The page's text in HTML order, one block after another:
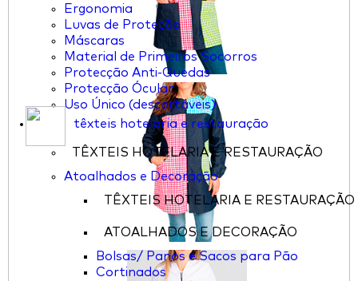
Ergonomia
Luvas de Proteção
Máscaras
Material de Primeiros Socorros
Protecção Anti-Quedas
Protecção Ócular
Uso Único (descartáveis)
têxteis hotelaria e restauração
TÊXTEIS HOTELARIA E RESTAURAÇÃO
Atoalhados e Decoração
TÊXTEIS HOTELARIA E RESTAURAÇÃO
ATOALHADOS E DECORAÇÃO
Bolsas/ Panos e Sacos para Pão
Cortinados